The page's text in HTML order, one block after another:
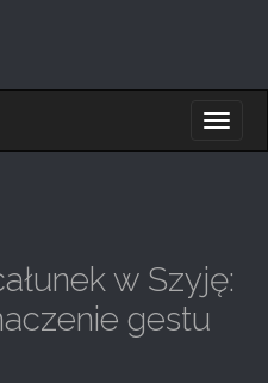
w Szyję:
gestu